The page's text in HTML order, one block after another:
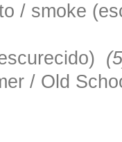
/ smoke
/ Old